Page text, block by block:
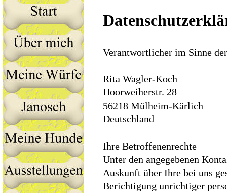
Verantwortlicher im Sinne
Rita Wagler-Koch
Hoorweiherstr. 28
56218 Mülheim-Kärlich
Deutschland
Ihre Betroffenenrechte
Unter den angegebenen
Auskunft über Ihre bei uns
Berichtigung unrichtiger